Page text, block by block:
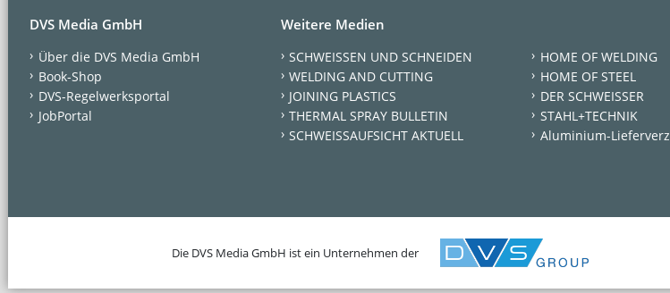
DVS Media GmbH
Über die DVS Media GmbH
Book-Shop
DVS-Regelwerksportal
JobPortal
Weitere Medien
SCHWEISSEN UND SCHNEIDEN
WELDING AND CUTTING
JOINING PLASTICS
THERMAL SPRAY BULLETIN
SCHWEISSAUFSICHT AKTUELL
HOME OF WELDING
HOME OF STEEL
DER SCHWEISSER
STAHL+TECHNIK
Aluminium-
Die DVS Media GmbH ist ein Unternehmen der